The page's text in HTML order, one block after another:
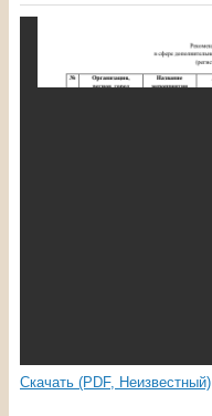
Скачать (PDF, Неизвестный)